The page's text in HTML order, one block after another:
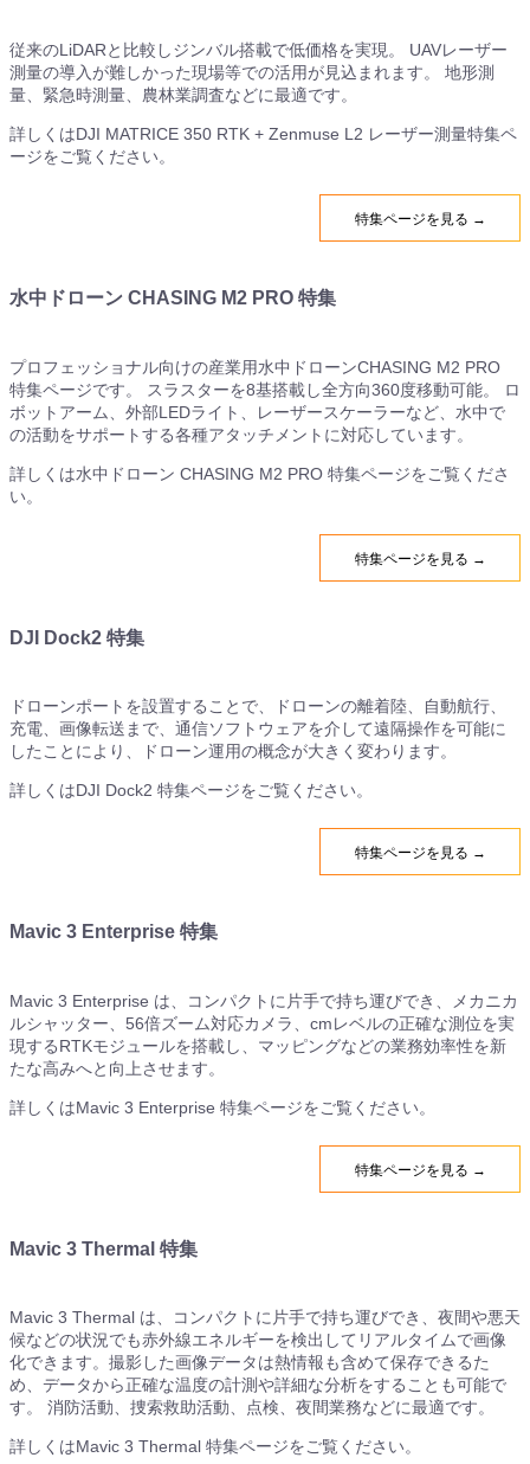
従来のLiDARと比較しジンバル搭載で低価格を実現。 UAVレーザー
測量の導入が難しかった現場等での活用が見込まれます。 地形測
量、緊急時測量、農林業調査などに最適です。
詳しくはDJI MATRICE 350 RTK + Zenmuse L2 レーザー測量特集ペ
ージをご覧ください。
特集ページを見る →
水中ドローン CHASING M2 PRO 特集
プロフェッショナル向けの産業用水中ドローンCHASING M2 PRO
特集ページです。 スラスターを8基搭載し全方向360度移動可能。 ロ
ボットアーム、外部LEDライト、レーザースケーラーなど、水中で
の活動をサポートする各種アタッチメントに対応しています。
詳しくは水中ドローン CHASING M2 PRO 特集ページをご覧くださ
い。
特集ページを見る →
DJI Dock2 特集
ドローンポートを設置することで、ドローンの離着陸、自動航行、
充電、画像転送まで、通信ソフトウェアを介して遠隔操作を可能に
したことにより、ドローン運用の概念が大きく変わります。
詳しくはDJI Dock2 特集ページをご覧ください。
特集ページを見る →
Mavic 3 Enterprise 特集
Mavic 3 Enterprise は、コンパクトに片手で持ち運びでき、メカニカ
ルシャッター、56倍ズーム対応カメラ、cmレベルの正確な測位を実
現するRTKモジュールを搭載し、マッピングなどの業務効率性を新
たな高みへと向上させます。
詳しくはMavic 3 Enterprise 特集ページをご覧ください。
特集ページを見る →
Mavic 3 Thermal 特集
Mavic 3 Thermal は、コンパクトに片手で持ち運びでき、夜間や悪天
候などの状況でも赤外線エネルギーを検出してリアルタイムで画像
化できます。撮影した画像データは熱情報も含めて保存できるた
め、データから正確な温度の計測や詳細な分析をすることも可能で
す。 消防活動、捜索救助活動、点検、夜間業務などに最適です。
詳しくはMavic 3 Thermal 特集ページをご覧ください。